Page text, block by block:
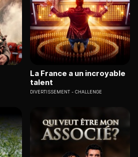
La France a un incroyable
talent
DIVERTISSEMENT CHALLENGE